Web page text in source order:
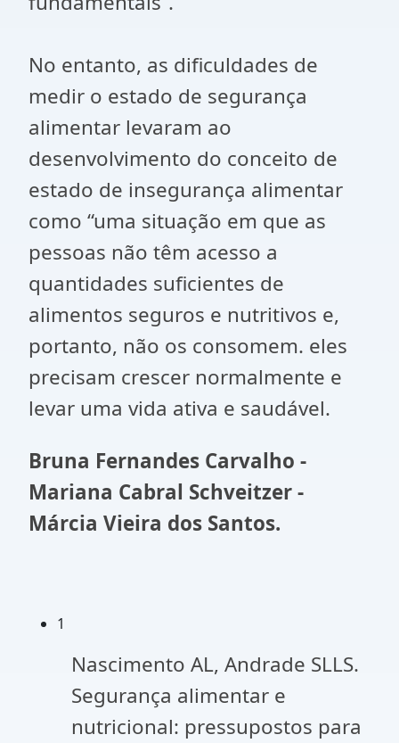
No entanto, as dificuldades de
medir o estado de segurança
alimentar levaram ao
desenvolvimento do conceito de
estado de insegurança alimentar
como “uma situação em que as
pessoas não têm acesso a
quantidades suficientes de
alimentos seguros e nutritivos e,
portanto, não os consomem. eles
precisam crescer normalmente e
levar uma vida ativa e saudável.
Bruna Fernandes Carvalho -
Mariana Cabral Schveitzer -
Márcia Vieira dos Santos.
1
Nascimento AL, Andrade SLLS.
Segurança alimentar e
nutricional: pressupostos para